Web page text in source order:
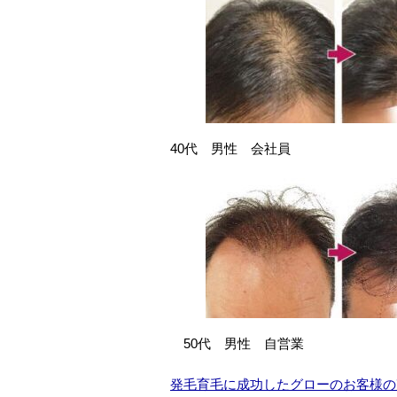
40代 男性 会社員
50代 男性 自営業
発毛育毛に成功したグローのお客様